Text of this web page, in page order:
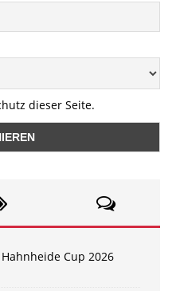
dieser Seite.
Cup 2026